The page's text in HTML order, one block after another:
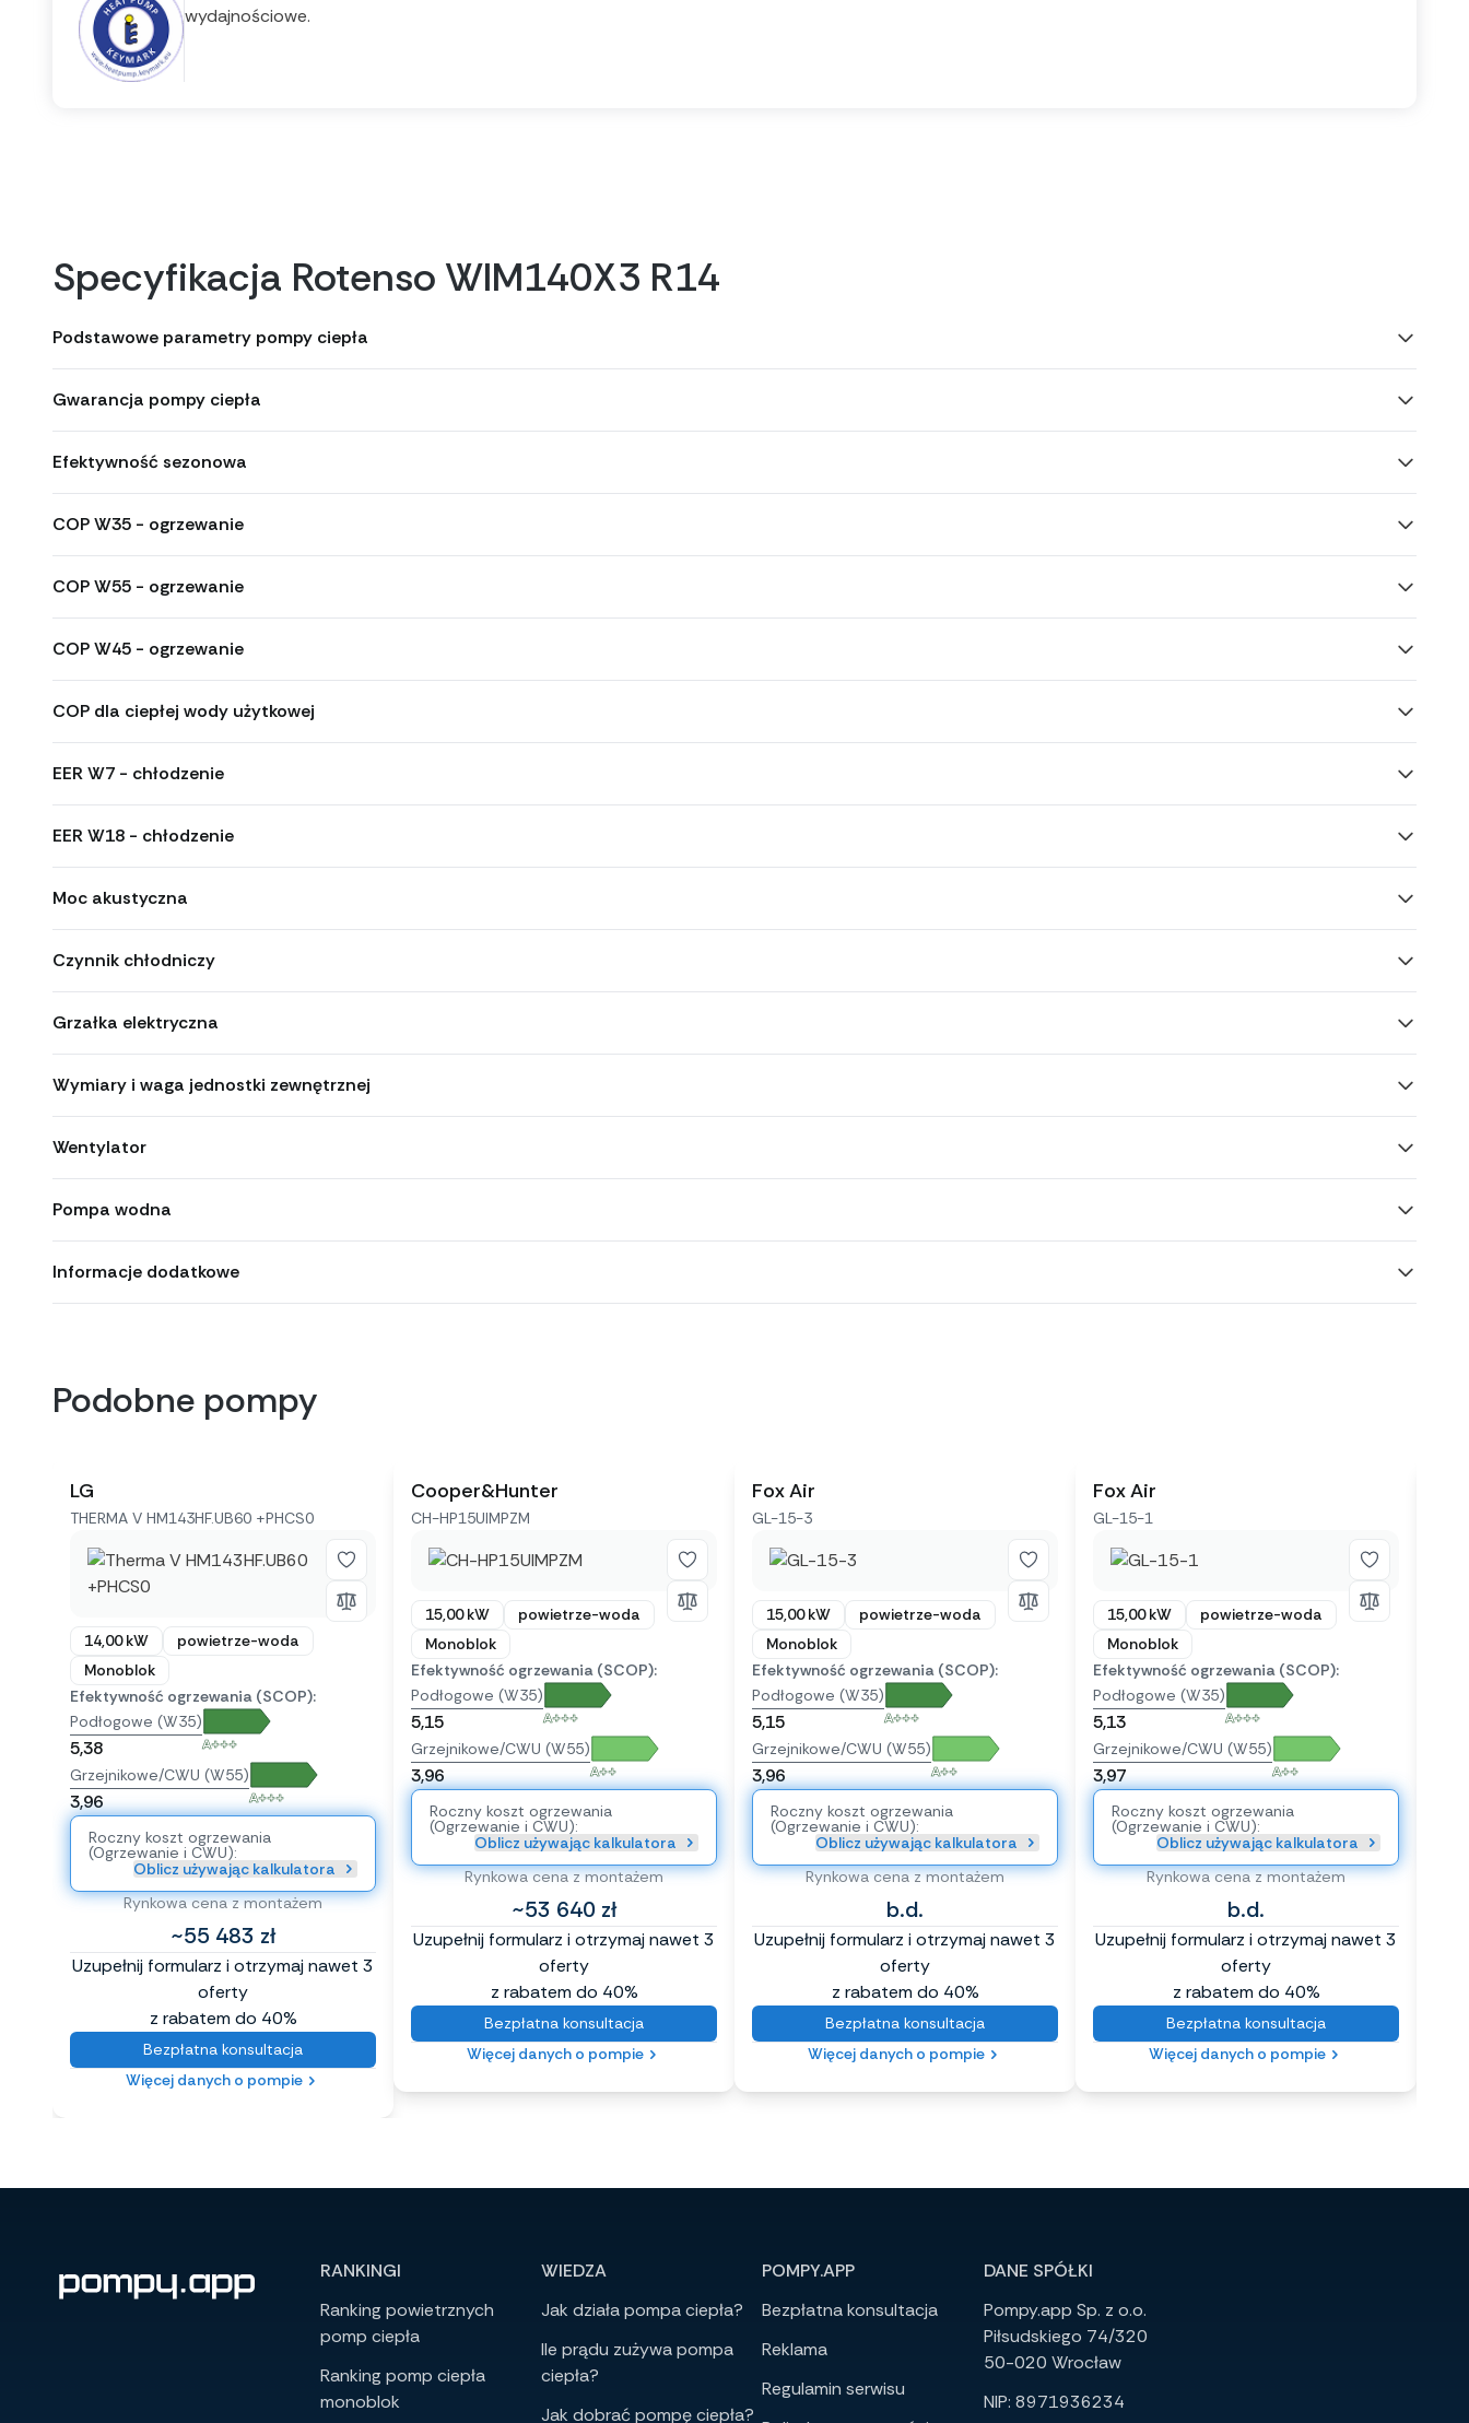
wydajnościowe.
Specyfikacja Rotenso WIM140X3 R14
Podstawowe parametry pompy ciepła
Gwarancja pompy ciepła
Efektywność sezonowa
COP W35 - ogrzewanie
COP W55 - ogrzewanie
COP W45 - ogrzewanie
COP dla ciepłej wody użytkowej
EER W7 - chłodzenie
EER W18 - chłodzenie
Moc akustyczna
Czynnik chłodniczy
Grzałka elektryczna
Wymiary i waga jednostki zewnętrznej
Wentylator
Pompa wodna
Informacje dodatkowe
Podobne pompy
LG
THERMA V HM143HF.UB60 +PHCS0
14,00 kW
powietrze-woda
Monoblok
Efektywność ogrzewania (SCOP):
Podłogowe (W35)
5,38 A+++
Grzejnikowe/CWU (W55)
3,96 A+++
Roczny koszt ogrzewania
(Ogrzewanie i CWU):
Oblicz używając kalkulatora
Rynkowa cena z montażem
~55 483 zł
Uzupełnij formularz i otrzymaj nawet 3
oferty
z rabatem do 40%
Bezpłatna konsultacja
Więcej danych o pompie
Cooper&Hunter
CH-HP15UIMPZM
15,00 kW
powietrze-woda
Monoblok
Efektywność ogrzewania (SCOP):
Podłogowe (W35)
5,15 A+++
Grzejnikowe/CWU (W55)
3,96 A++
Roczny koszt ogrzewania
(Ogrzewanie i CWU):
Oblicz używając kalkulatora
Rynkowa cena z montażem
~53 640 zł
Uzupełnij formularz i otrzymaj nawet 3
oferty
z rabatem do 40%
Bezpłatna konsultacja
Więcej danych o pompie
Fox Air
GL-15-3
15,00 kW
powietrze-woda
Monoblok
Efektywność ogrzewania (SCOP):
Podłogowe (W35)
5,15 A+++
Grzejnikowe/CWU (W55)
3,96 A++
Roczny koszt ogrzewania
(Ogrzewanie i CWU):
Oblicz używając kalkulatora
Rynkowa cena z montażem
b.d.
Uzupełnij formularz i otrzymaj nawet 3
oferty
z rabatem do 40%
Bezpłatna konsultacja
Więcej danych o pompie
Fox Air
GL-15-1
15,00 kW
powietrze-woda
Monoblok
Efektywność ogrzewania (SCOP):
Podłogowe (W35)
5,13 A+++
Grzejnikowe/CWU (W55)
3,97 A++
Roczny koszt ogrzewania
(Ogrzewanie i CWU):
Oblicz używając kalkulatora
Rynkowa cena z montażem
b.d.
Uzupełnij formularz i otrzymaj nawet 3
oferty
z rabatem do 40%
Bezpłatna konsultacja
Więcej danych o pompie
RANKINGI
Ranking powietrznych
pomp ciepła
Ranking pomp ciepła
monoblok
WIEDZA
Jak działa pompa ciepła?
Ile prądu zużywa pompa
ciepła?
Jak dobrać pompę ciepła?
POMPY.APP
Bezpłatna konsultacja
Reklama
Regulamin serwisu
DANE SPÓŁKI
Pompy.app Sp. z o.o.
Piłsudskiego 74/320
50-020 Wrocław
NIP: 8971936234